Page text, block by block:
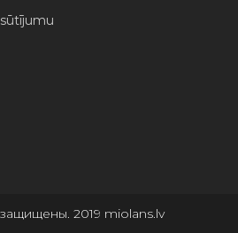
2019 miolans.lv